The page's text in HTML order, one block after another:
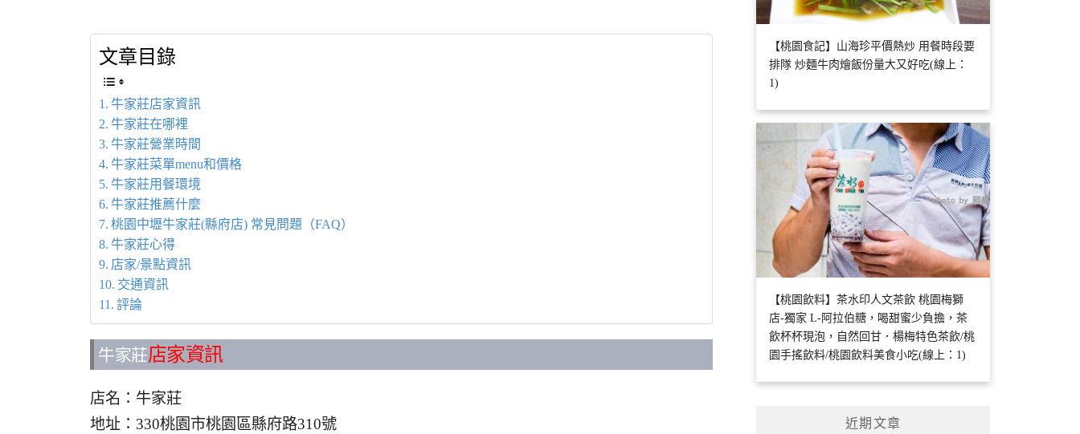
文章目錄
牛家莊店家資訊
牛家莊在哪裡
牛家莊營業時間
牛家莊菜單menu和價格
牛家莊用餐環境
牛家莊推薦什麼
桃園中壢牛家莊(縣府店) 常見問題（FAQ）
牛家莊心得
店家/景點資訊
交通資訊
評論
牛家莊店家資訊
店名：牛家莊
地址：330桃園市桃園區縣府路310號
【桃園食記】山海珍平價熱炒 用餐時段要
排隊 炒麵牛肉燴飯份量大又好吃(線上：
1)
【桃園飲料】茶水印人文茶飲 桃園梅獅
店-獨家 L-阿拉伯糖，喝甜蜜少負擔，茶
飲杯杯現泡，自然回甘．楊梅特色茶飲/桃
園手搖飲料/桃園飲料美食小吃(線上：1)
近期文章